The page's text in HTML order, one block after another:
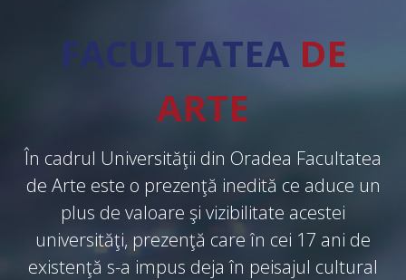
FACULTATEA DE
ARTE
În cadrul Universităţii din Oradea Facultatea
de Arte este o prezenţă inedită ce aduce un
plus de valoare şi vizibilitate acestei
universităţi, prezenţă care în cei 17 ani de
existenţă s-a impus deja în peisajul cultural